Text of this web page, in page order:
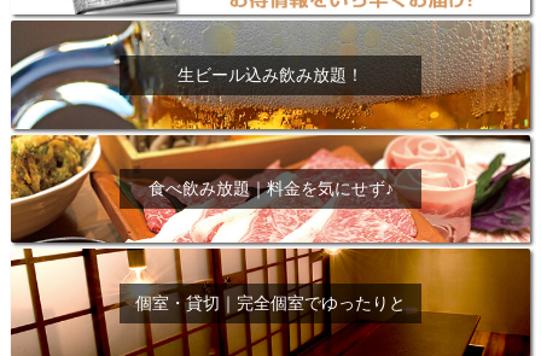
生ビール込み飲み放題！
食べ飲み放題｜料金を気にせず♪
個室・貸切｜完全個室でゆったりと